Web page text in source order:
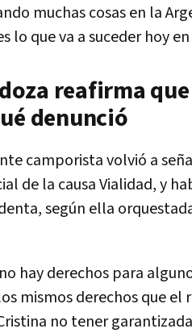
muchas cosas en la
lo que va a suceder hoy
reafirma
denunció
camporista volvió a
de la causa Vialidad, y
según ella
hay derechos para
mismos derechos que el
no tener